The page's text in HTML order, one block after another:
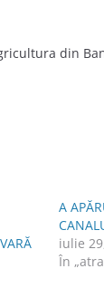
din
A
iulie
În